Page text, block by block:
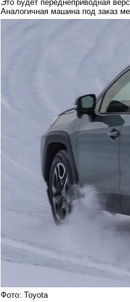
Это будет переднеприводная
Аналогичная машина под заказ
Фото: Toyota